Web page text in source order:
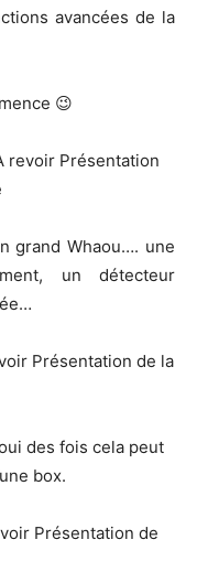
avancées de la
😉
grand Whaou…. une
un détecteur
des fois cela peut
box.